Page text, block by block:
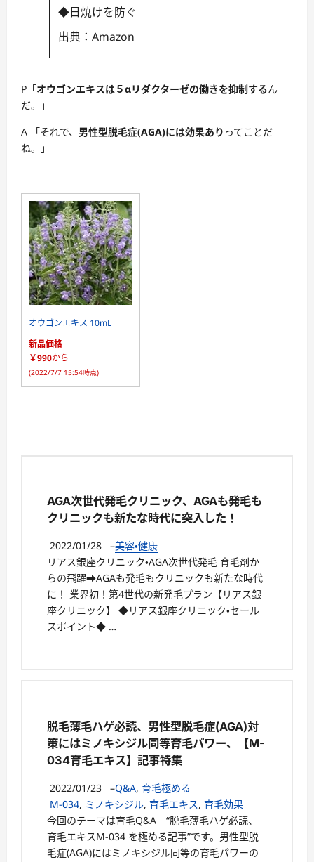
◆日焼けを防ぐ
出典：Amazon
P「オウゴンエキスは５αリダクターゼの働きを抑制するん
だ。」
A 「それで、 男性型脱毛症(AGA)には効果あり ってことだ
ね。」
オウゴンエキス 10mL
新品価格
￥990から
(2022/7/7 15:54時点)
AGA次世代発毛クリニック、AGAも発毛も
クリニックも新たな時代に突入した！
2022/01/28 –美容・健康
リアス銀座クリニック・AGA次世代発毛 育毛剤か
らの飛躍➡AGAも発毛もクリニックも新たな時代
に！ 業界初！第4世代の新発毛プラン【リアス銀
座クリニック】 ◆リアス銀座クリニック・セール
スポイント◆ …
脱毛薄毛ハゲ必読、男性型脱毛症(AGA)対
策にはミノキシジル同等育毛パワー、【M-
034育毛エキス】記事特集
2022/01/23 –Q&A, 育毛極める
M-034, ミノキシジル, 育毛エキス, 育毛効果
今回のテーマは育毛Q&A “脱毛薄毛ハゲ必読、
育毛エキスM-034 を極める記事”です。男性型脱
毛症(AGA)にはミノキシジル同等の育毛パワーの